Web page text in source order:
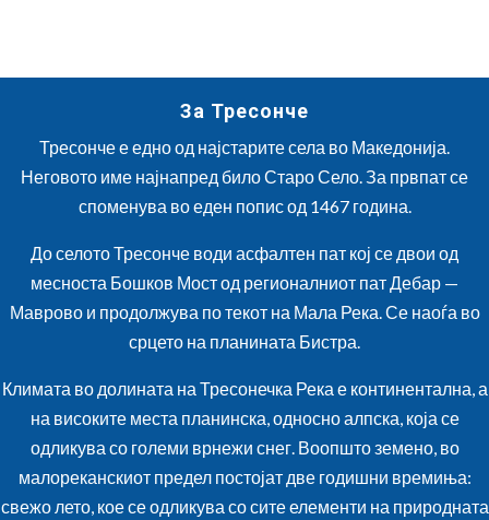
За Тресонче
Тресонче е едно од најстарите села во Македонија.
Неговото име најнапред било Старо Село. За првпат се
споменува во еден попис од 1467 година.
До селото Тресонче води асфалтен пат кој се двои од
месноста Бошков Мост од регионалниот пат Дебар —
Маврово и продолжува по текот на Мала Река. Се наоѓа во
срцето на планината Бистра.
Климата во долината на Тресонечка Река е континентална, а
на високите места планинска, односно алпска, која се
одликува со големи врнежи снег. Воопшто земено, во
малореканскиот предел постојат две годишни времиња:
свежо лето, кое се одликува со сите елементи на природната